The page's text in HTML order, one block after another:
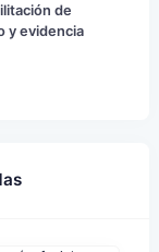
de
y evidencia